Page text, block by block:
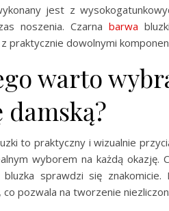
jest z
noszenia. Czarnabarwa
praktycznie dowolnymi
warto
to praktyczny i wizualnie
wyborem na każdą
bluzka sprawdzi się
pozwala na tworzenie